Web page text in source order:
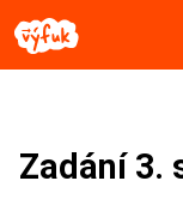
Zadání 3.